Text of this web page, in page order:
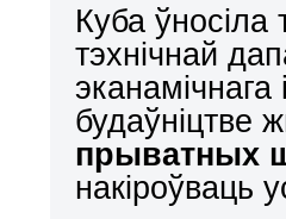
Куба ўносіла
тэхнічнай
будаўніцтве
прыватных
накіроўваць